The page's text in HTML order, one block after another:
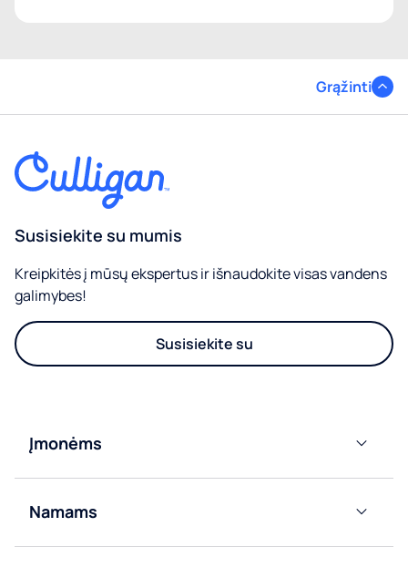
Grąžinti
Susisiekite su mumis
Kreipkitės į mūsų ekspertus ir išnaudokite visas vandens
galimybes!
Susisiekite su
Įmonėms
Vandens
tinklo
Namams
Butelių